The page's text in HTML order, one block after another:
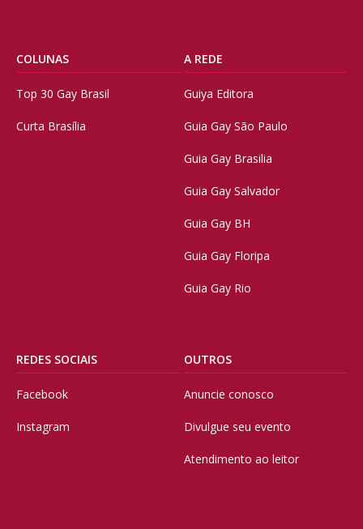
COLUNAS
Top 30 Gay Brasil
Curta Brasília
A REDE
Guiya Editora
Guia Gay São Paulo
Guia Gay Brasilia
Guia Gay Salvador
Guia Gay BH
Guia Gay Floripa
Guia Gay Rio
REDES SOCIAIS
Facebook
Instagram
OUTROS
Anuncie conosco
Divulgue seu evento
Atendimento ao leitor